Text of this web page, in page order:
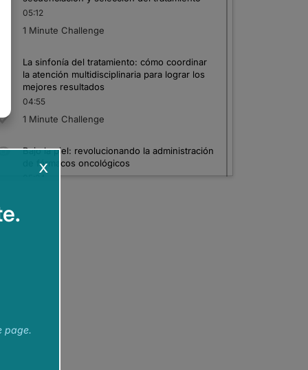
05:12
1 Minute Challenge
La sinfonía del tratamiento: cómo coordinar
la atención multidisciplinaria para lograr los
mejores resultados
04:55
1 Minute Challenge
Bajo la piel: revolucionando la administración
de fármacos oncológicos
CPNM avanzado con mutación del
x
page.